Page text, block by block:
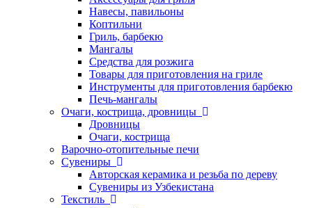
Навесы, павильоны
Коптильни
Гриль, барбекю
Мангалы
Средства для розжига
Товары для приготовления на гриле
Инструменты для приготовления барбекю
Печь-мангалы
Очаги, кострища, дровницы
Дровницы
Очаги, кострища
Варочно-отопительные печи
Сувениры
Авторская керамика и резьба по дереву
Сувениры из Узбекистана
Текстиль